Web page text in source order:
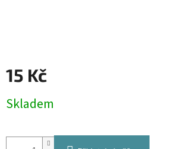
15 Kč
cena:
Skladem